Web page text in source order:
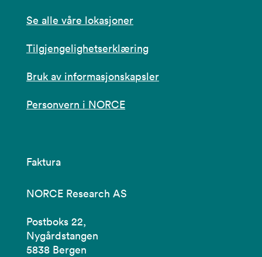
Se alle våre lokasjoner
Tilgjengelighetserklæring
Bruk av informasjonskapsler
Personvern i NORCE
Faktura
NORCE Research AS
Postboks 22,
Nygårdstangen
5838 Bergen